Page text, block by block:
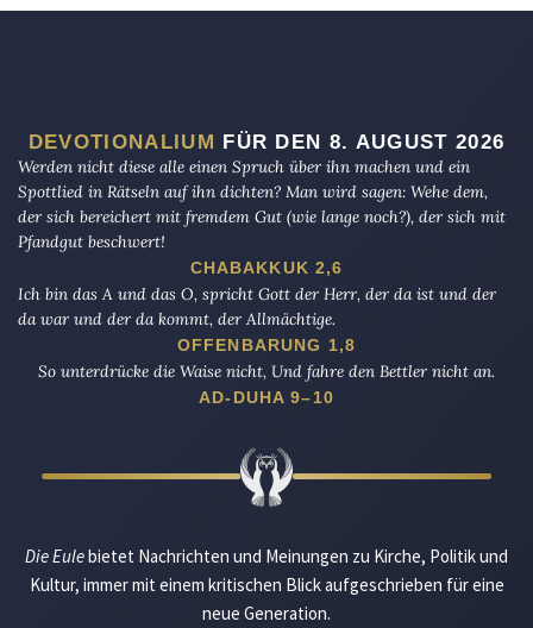
DEVOTIONALIUM FÜR DEN 8. AUGUST 2026
Werden nicht diese alle einen Spruch über ihn machen und ein
Spottlied in Rätseln auf ihn dichten? Man wird sagen: Wehe dem,
der sich bereichert mit fremdem Gut (wie lange noch?), der sich mit
Pfandgut beschwert!
CHABAKKUK 2,6
Ich bin das A und das O, spricht Gott der Herr, der da ist und der
da war und der da kommt, der Allmächtige.
OFFENBARUNG 1,8
So unterdrücke die Waise nicht, Und fahre den Bettler nicht an.
AD-DUHA 9–10
Die Eulebietet Nachrichten und Meinungen zu Kirche, Politik und
Kultur, immer mit einem kritischen Blick aufgeschrieben für eine
neue Generation.